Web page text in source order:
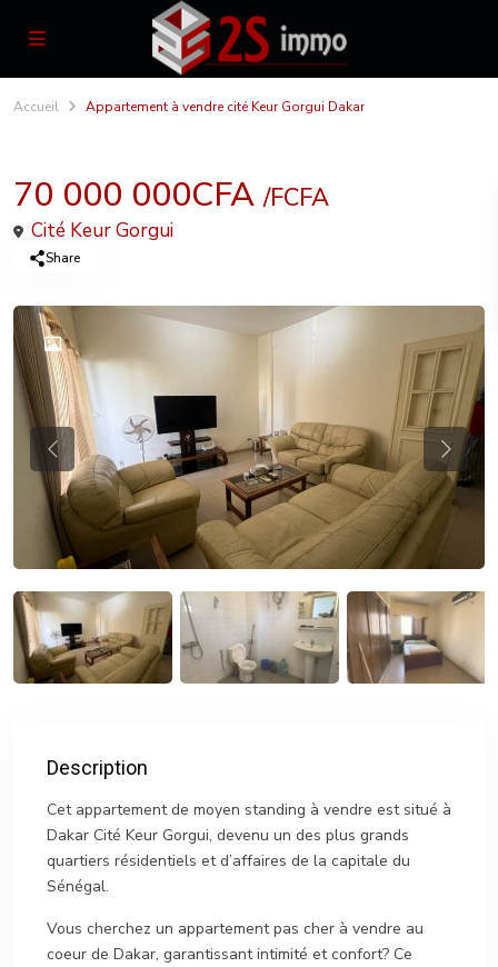
Accueil Appartement à vendre cité Keur Gorgui Dakar
70 000 000CFA/FCFA
Cité Keur Gorgui
Share
Previous
Description
Cet appartement de moyen standing à vendre est situé à
Dakar Cité Keur Gorgui, devenu un des plus grands
quartiers résidentiels et d’affaires de la capitale du
Sénégal.
Vous cherchez un appartement pas cher à vendre au
coeur de Dakar, garantissant intimité et confort? Ce